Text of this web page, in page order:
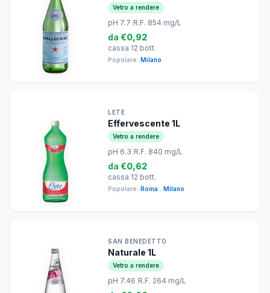
Vetro a rendere
pH 7.7 R.F. 854 mg/L
da €0,92
cassa 12 bott.
Popolare: Milano
LETE
Effervescente 1L
Vetro a rendere
pH 6.3 R.F. 840 mg/L
da €0,62
cassa 12 bott.
Popolare: Roma Milano
SAN BENEDETTO
Naturale 1L
Vetro a rendere
pH 7.46 R.F. 264 mg/L